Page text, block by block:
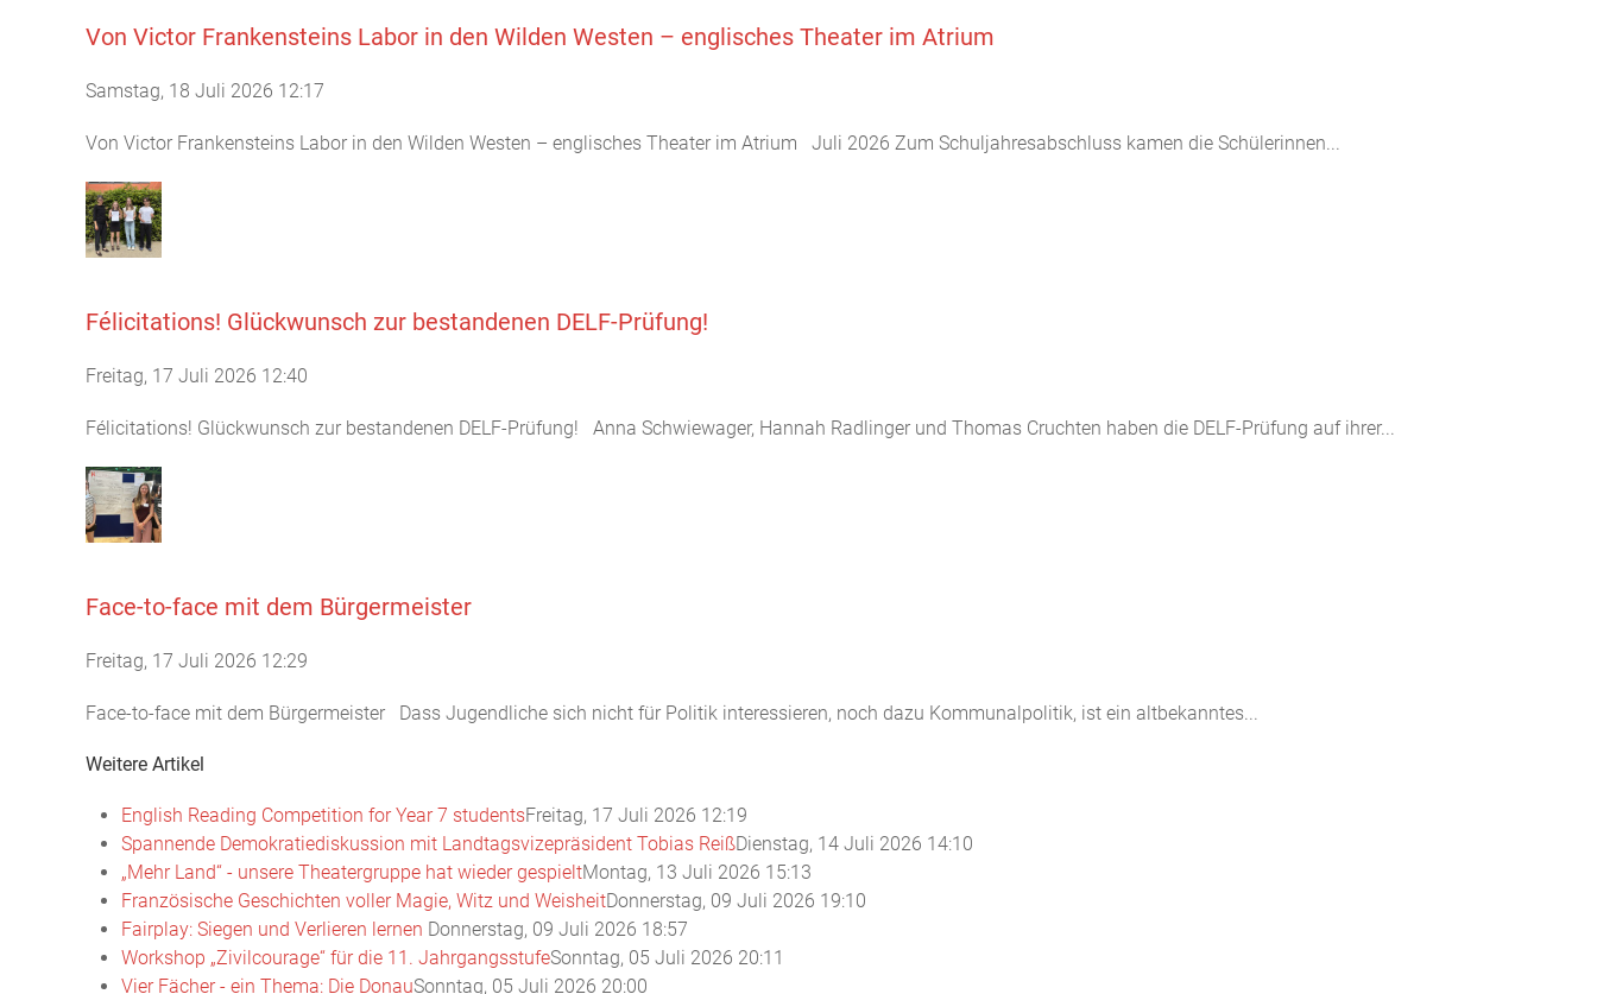
Von Victor Frankensteins Labor in den Wilden Westen – englisches Theater im Atrium
Samstag, 18 Juli 2026 12:17
Von Victor Frankensteins Labor in den Wilden Westen – englisches Theater im Atrium Juli 2026 Zum Schuljahresabschluss kamen die Schülerinnen...
Félicitations! Glückwunsch zur bestandenen DELF-Prüfung!
Freitag, 17 Juli 2026 12:40
Félicitations! Glückwunsch zur bestandenen DELF-Prüfung! Anna Schwiewager, Hannah Radlinger und Thomas Cruchten haben die DELF-Prüfung auf ihrer...
Face-to-face mit dem Bürgermeister
Freitag, 17 Juli 2026 12:29
Face-to-face mit dem Bürgermeister Dass Jugendliche sich nicht für Politik interessieren, noch dazu Kommunalpolitik, ist ein altbekanntes...
Weitere Artikel
English Reading Competition for Year 7 studentsFreitag, 17 Juli 2026 12:19
Spannende Demokratiediskussion mit Landtagsvizepräsident Tobias ReißDienstag, 14 Juli 2026 14:10
„Mehr Land“ - unsere Theatergruppe hat wieder gespieltMontag, 13 Juli 2026 15:13
Französische Geschichten voller Magie, Witz und WeisheitDonnerstag, 09 Juli 2026 19:10
Fairplay: Siegen und Verlieren lernen Donnerstag, 09 Juli 2026 18:57
Workshop „Zivilcourage“ für die 11. JahrgangsstufeSonntag, 05 Juli 2026 20:11
Vier Fächer - ein Thema: Die DonauSonntag, 05 Juli 2026 20:00